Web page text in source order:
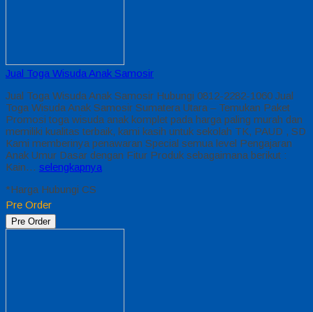
Jual Toga Wisuda Anak Samosir
Jual Toga Wisuda Anak Samosir Hubungi 0812-2282-1060 Jual
Toga Wisuda Anak Samosir Sumatera Utara – Temukan Paket
Promosi toga wisuda anak komplet pada harga paling murah dan
memiliki kualitas terbaik, kami kasih untuk sekolah TK, PAUD , SD
Kami memberinya penawaran Special semua level Pengajaran
Anak Umur Dasar dengan Fitur Produk sebagaimana berikut :
Kain… selengkapnya
*Harga Hubungi CS
Pre Order
Pre Order